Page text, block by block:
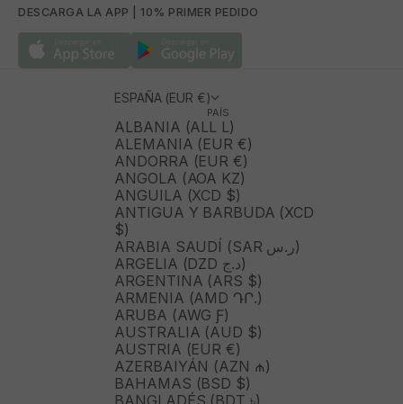
DESCARGA LA APP | 10% PRIMER PEDIDO
ESPAÑA (EUR €)
PAÍS
ALBANIA (ALL L)
ALEMANIA (EUR €)
ANDORRA (EUR €)
ANGOLA (AOA KZ)
ANGUILA (XCD $)
ANTIGUA Y BARBUDA (XCD
$)
ARABIA SAUDÍ (SAR ر.س)
ARGELIA (DZD د.ج)
ARGENTINA (ARS $)
ARMENIA (AMD ԴՐ.)
ARUBA (AWG Ƒ)
AUSTRALIA (AUD $)
AUSTRIA (EUR €)
AZERBAIYÁN (AZN ₼)
BAHAMAS (BSD $)